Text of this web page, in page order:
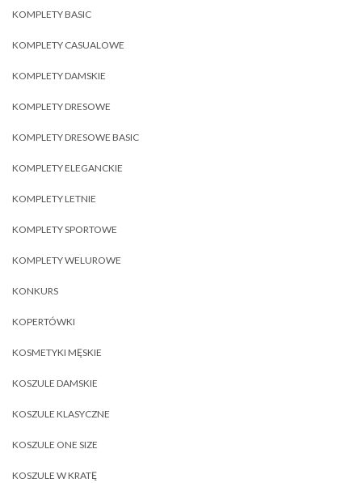
KOMPLETY BASIC
KOMPLETY CASUALOWE
KOMPLETY DAMSKIE
KOMPLETY DRESOWE
KOMPLETY DRESOWE BASIC
KOMPLETY ELEGANCKIE
KOMPLETY LETNIE
KOMPLETY SPORTOWE
KOMPLETY WELUROWE
KONKURS
KOPERTÓWKI
KOSMETYKI MĘSKIE
KOSZULE DAMSKIE
KOSZULE KLASYCZNE
KOSZULE ONE SIZE
KOSZULE W KRATĘ